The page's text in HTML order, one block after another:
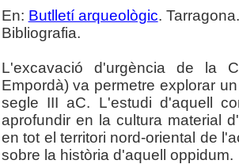
En: Butlletí arqueològic.
Bibliografia.
L'excavació d'urgència de la
Empordà) va permetre explorar
segle III aC. L'estudi d'aquell
aprofundir en la cultura material
en tot el territori nord-oriental de
sobre la història d'aquell oppidum.